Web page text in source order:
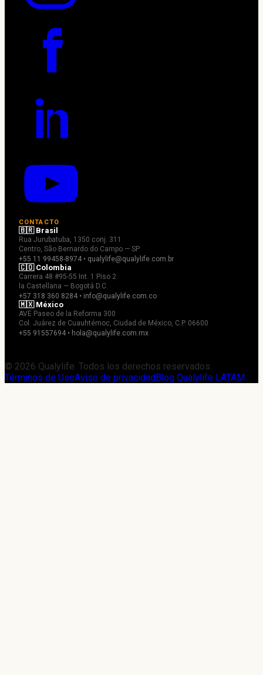
CONTACTO
🇧🇷 Brasil
Rua Jurubatuba, 1350 conj. 311
Centro, São Bernardo do Campo — SP
+55 11 99458-8974 • qualylife@qualylife.com.br
🇨🇴 Colombia
Carrera 48 #95-55 Int. 1 Piso 2
la Castellana — Bogotá D.C.
+57 318 360 8284 • info@qualylife.com.co
🇲🇽 México
AVE Paseo de la Reforma 300
Col. Juárez de Cuauhtémoc, Ciudad de México, C.P. 06600
+55 91557694 • hola@qualylife.com.mx
© 2026 Qualylife. Todos los derechos reservados.
Términos de UsoAviso de privacidad Blog Qualylife LATAM